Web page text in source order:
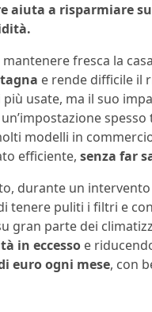
aiuta a risparmiare
fresca la
e rende difficile il
usate, ma il suo
modelli in
efficiente, senza far
durante un
tenere puliti i filtri e
gran parte dei
in eccesso e
euro ogni mese, con